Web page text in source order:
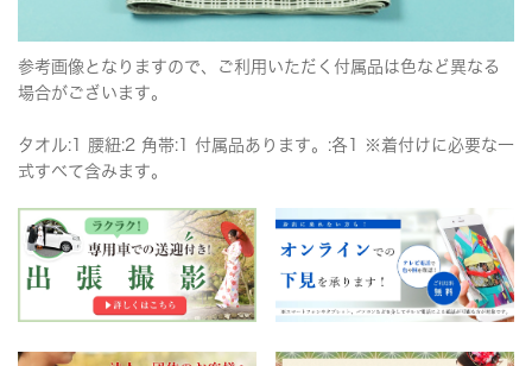
参考画像となりますので、ご利用いただく付属品は色など異なる
場合がございます。
タオル:1 腰紐:2 角帯:1 付属品あります。:各1 ※着付けに必要な一
式すべて含みます。